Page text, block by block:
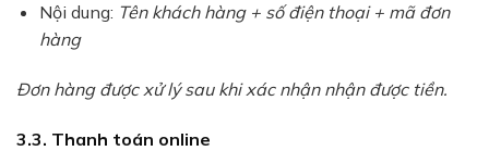
Nội dung: Tên khách hàng + số điện thoại + mã đơn
hàng
Đơn hàng được xử lý sau khi xác nhận nhận được tiền.
3.3. Thanh toán online